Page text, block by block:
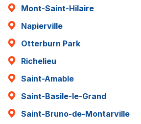
Mont-Saint-Hilaire
Napierville
Otterburn Park
Richelieu
Saint-Amable
Saint-Basile-le-Grand
Saint-Bruno-de-Montarville